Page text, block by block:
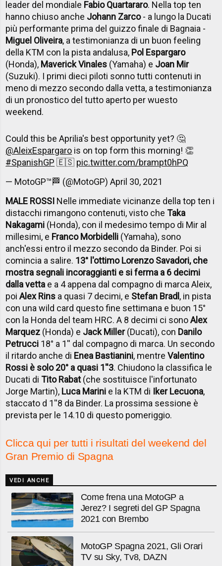
leader del mondiale Fabio Quartararo. Nella top ten
hanno chiuso anche Johann Zarco- a lungo la Ducati
più performante prima del guizzo finale di Bagnaia -
Miguel Oliveira, a testimonianza di un buon feeling
della KTM con la pista andalusa, Pol Espargaro
(Honda), Maverick Vinales (Yamaha) e Joan Mir
(Suzuki). I primi dieci piloti sonno tutti contenuti in
meno di mezzo secondo dalla vetta, a testimonianza
di un pronostico del tutto aperto per wuesto
weekend.
Could this be Aprilia's best opportunity yet? 🤔
@AleixEspargaro is on top form this morning! 👏
#SpanishGP 🇪🇸 pic.twitter.com/brampt0hPQ
— MotoGP™🏁 (@MotoGP)April 30, 2021
MALE ROSSI Nelle immediate vicinanze della top ten i
distacchi rimangono contenuti, visto cheTaka
Nakagami (Honda), con il medesimo tempo di Mir al
millesimi, e Franco Morbidelli (Yamaha), sono
anch'essi entro il mezzo secondo da Binder. Poi si
comincia a salire. 13° l'ottimo Lorenzo Savadori, che
mostra segnali incoraggianti e si ferma a 6 decimi
dalla vetta e a 4 appena dal compagno di marca Aleix,
poiAlex Rins a quasi 7 decimi, e Stefan Bradl , in pista
con una wild card questo fine settimana e buon 15°
con la Honda del team HRC. A 8 decimi ci sonoAlex
Marquez (Honda) e Jack Miller(Ducati), con Danilo
Petrucci 18° a 1'' dal compagno di marca. Un secondo
il ritardo anche di Enea Bastianini, mentreValentino
Rossi è solo 20° a quasi 1''3. Chiudono la classifica le
Ducati diTito Rabat(che sostituisce l'infortunato
Jorge Martin), Luca Marini e la KTM di Iker Lecuona,
staccato d 1''8 da Binder. La prossima sessione è
prevista per le 14.10 di questo pomeriggio.
Clicca qui per tutti i risultati del weekend del
Gran Premio di Spagna
VEDI ANCHE
Come frena una MotoGP a
Jerez? I segreti del GP Spagna
2021 con Brembo
MotoGP Spagna 2021, Gli Orari
TV su Sky, Tv8, DAZN